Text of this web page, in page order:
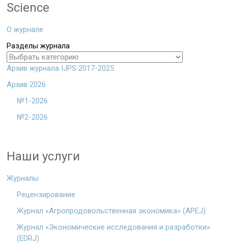
Science
О журнале
Разделы журнала
Архив журнала IJPS 2017-2025
Архив 2026
№1-2026
№2-2026
Наши услуги
Журналы
Рецензирование
Журнал «Агропродовольственная экономика» (APEJ)
Журнал «Экономические исследования и разработки»
(EDRJ)